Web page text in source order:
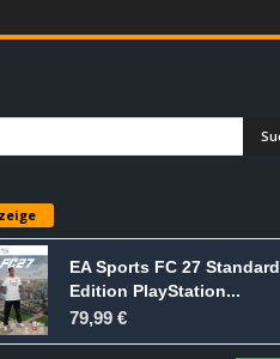
EA Sports FC 27 Standard
Edition PlayStation...
79,99 €